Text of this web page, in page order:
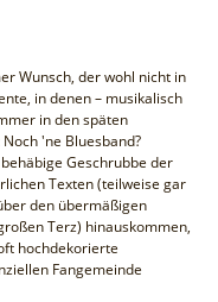
Wunsch, der wohl nicht in
in denen – musikalisch
in den späten
'ne Bluesband?
Geschrubbe der
Texten (teilweise gar
den übermäßigen
Terz) hinauskommen,
hochdekorierte
Fangemeinde